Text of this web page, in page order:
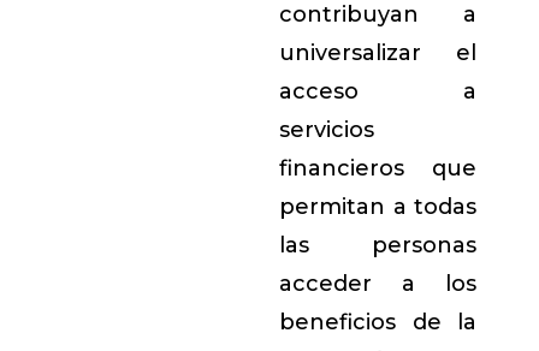
contribuyan a
universalizar el
acceso a
servicios
financieros que
permitan a todas
las personas
acceder a los
beneficios de la